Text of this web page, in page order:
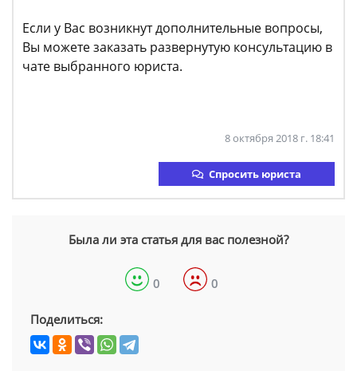
Если у Вас возникнут дополнительные вопросы,
Вы можете заказать развернутую консультацию в
чате выбранного юриста.
8 октября 2018 г. 18:41
Спросить юриста
Была ли эта статья для вас полезной?
0 0
Поделиться: